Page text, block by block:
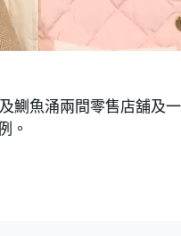
鰂魚涌兩間零售店舖及
。